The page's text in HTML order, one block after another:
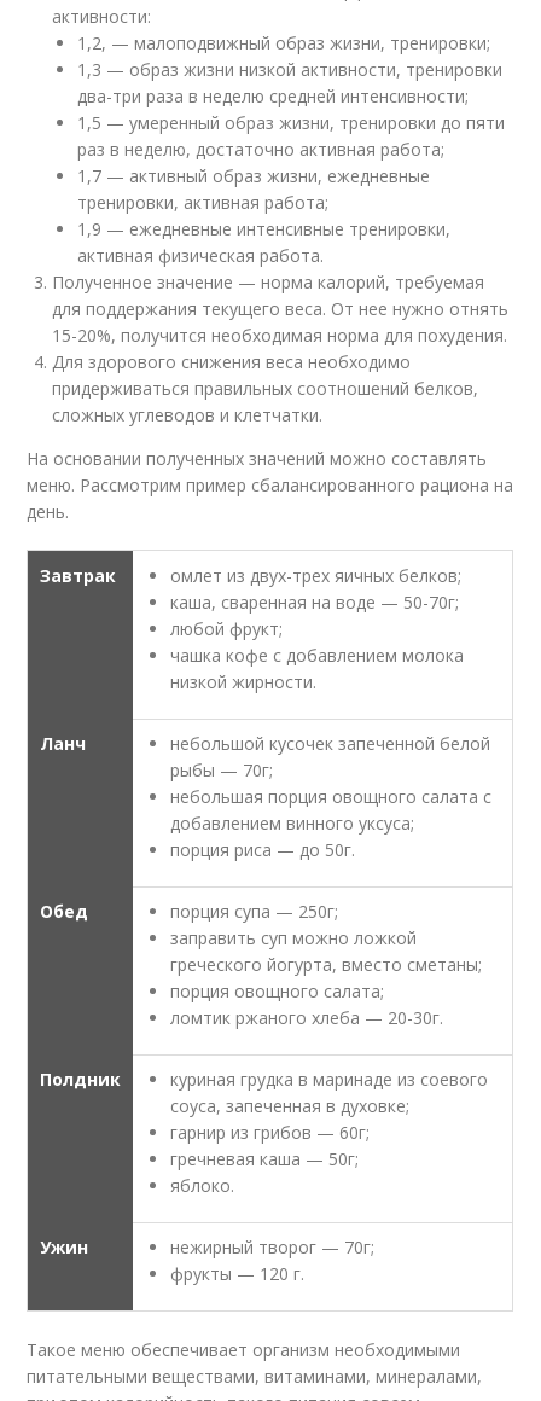
активности:
1,2, — малоподвижный образ жизни, тренировки;
1,3 — образ жизни низкой активности, тренировки
два-три раза в неделю средней интенсивности;
1,5 — умеренный образ жизни, тренировки до пяти
раз в неделю, достаточно активная работа;
1,7 — активный образ жизни, ежедневные
тренировки, активная работа;
1,9 — ежедневные интенсивные тренировки,
активная физическая работа.
Полученное значение — норма калорий, требуемая
для поддержания текущего веса. От нее нужно отнять
15-20%, получится необходимая норма для похудения.
Для здорового снижения веса необходимо
придерживаться правильных соотношений белков,
сложных углеводов и клетчатки.
На основании полученных значений можно составлять
меню. Рассмотрим пример сбалансированного рациона на
день.
Завтрак
омлет из двух-трех яичных белков;
каша, сваренная на воде — 50-70г;
любой фрукт;
чашка кофе с добавлением молока
низкой жирности.
Ланч
небольшой кусочек запеченной белой
рыбы — 70г;
небольшая порция овощного салата с
добавлением винного уксуса;
порция риса — до 50г.
Обед
порция супа — 250г;
заправить суп можно ложкой
греческого йогурта, вместо сметаны;
порция овощного салата;
ломтик ржаного хлеба — 20-30г.
Полдник
куриная грудка в маринаде из соевого
соуса, запеченная в духовке;
гарнир из грибов — 60г;
гречневая каша — 50г;
яблоко.
Ужин
нежирный творог — 70г;
фрукты — 120 г.
Такое меню обеспечивает организм необходимыми
питательными веществами, витаминами, минералами,